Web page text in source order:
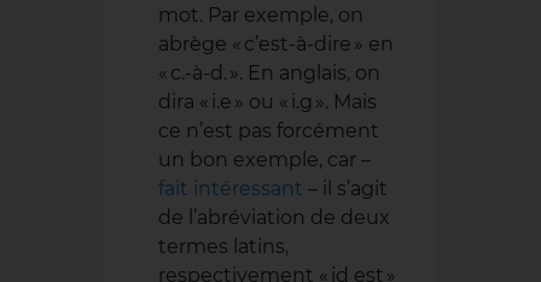
mot. Par exemple, on
abrège « c’est-à-dire » en
« c.-à-d. ». En anglais, on
dira « i.e » ou « i.g ». Mais
ce n’est pas forcément
un bon exemple, car –
fait intéressant – il s’agit
de l’abréviation de deux
termes latins,
respectivement « id est »